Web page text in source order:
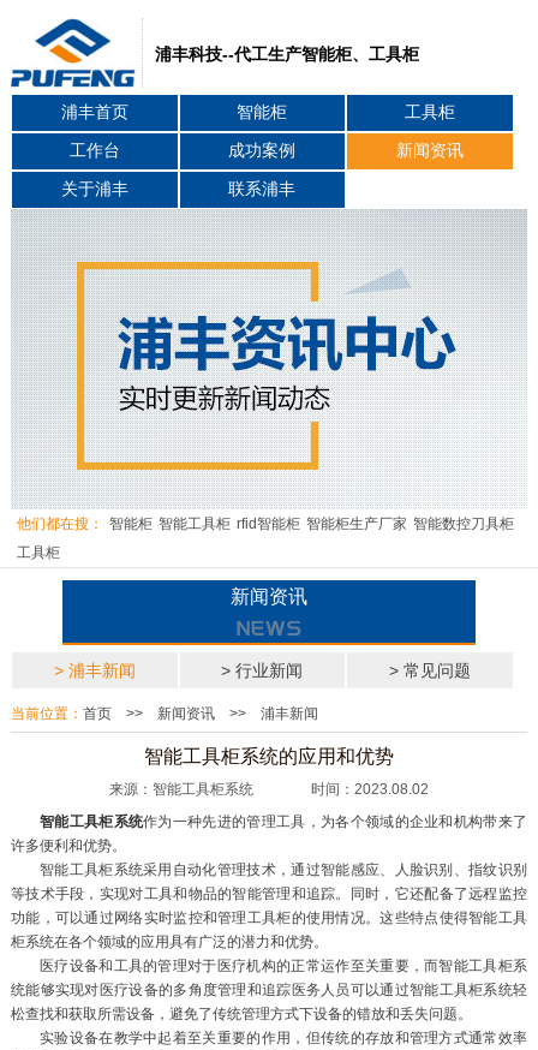
浦丰科技--代工生产智能柜、工具柜
浦丰首页 智能柜 工具柜
工作台 成功案例 新闻资讯
关于浦丰 联系浦丰
他们都在搜： 智能柜 智能工具柜 rfid智能柜 智能柜生产厂家 智能数控刀具柜
工具柜
新闻资讯
> 浦丰新闻 > 行业新闻 > 常见问题
当前位置： 首页>> 新闻资讯>> 浦丰新闻
智能工具柜系统的应用和优势
来源：智能工具柜系统 时间：2023.08.02
智能工具柜系统作为一种先进的管理工具，为各个领域的企业和机构带来了
许多便利和优势。
智能工具柜系统采用自动化管理技术，通过智能感应、人脸识别、指纹识别
等技术手段，实现对工具和物品的智能管理和追踪。同时，它还配备了远程监控
功能，可以通过网络实时监控和管理工具柜的使用情况。这些特点使得智能工具
柜系统在各个领域的应用具有广泛的潜力和优势。
医疗设备和工具的管理对于医疗机构的正常运作至关重要，而智能工具柜系
统能够实现对医疗设备的多角度管理和追踪医务人员可以通过智能工具柜系统轻
松查找和获取所需设备，避免了传统管理方式下设备的错放和丢失问题。
实验设备在教学中起着至关重要的作用，但传统的存放和管理方式通常效率